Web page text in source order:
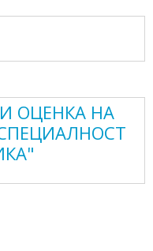
ОЦЕНКА НА